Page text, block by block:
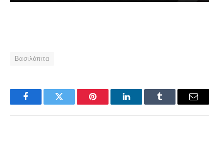
Βασιλόπιτα
FacebookTwitter Pinterest LinkedInTumblr Email